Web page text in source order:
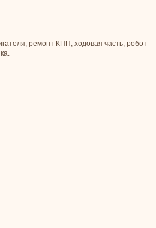
ремонт КПП, ходовая часть, робот